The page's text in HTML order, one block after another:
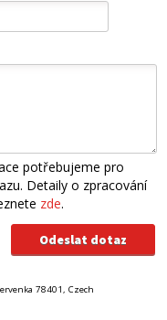
potřebujeme pro
Detaily o zpracování
zde.
78401, Czech